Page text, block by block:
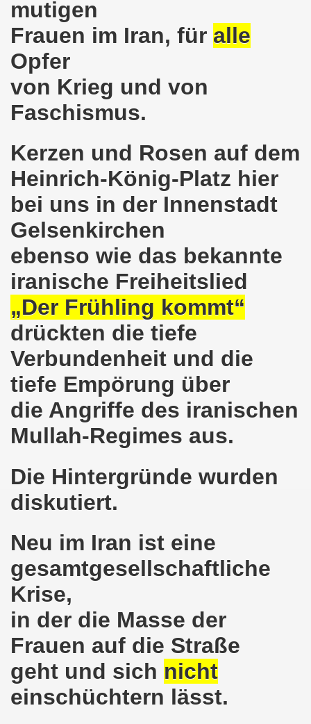
mutigen
Frauen im Iran, für alle
Opfer
von Krieg und von
Faschismus.
Kerzen und Rosen auf dem
Heinrich-König-Platz hier
bei uns in der Innenstadt
Gelsenkirchen
ebenso wie das bekannte
iranische Freiheitslied
„Der Frühling kommt“
drückten die tiefe
Verbundenheit und die
tiefe Empörung über
die Angriffe des iranischen
Mullah-Regimes aus.
Die Hintergründe wurden
diskutiert.
Neu im Iran ist eine
gesamtgesellschaftliche
Krise,
in der die Masse der
Frauen auf die Straße
geht und sich nicht
einschüchtern lässt.
im neuen Jahr 2023 am 23.01.2023 mit
Bewegung am 21.11.2022: Sofortiger Stopp des
Montagsdemo-Bewegung am 14.11.2022 auf dem
Protest gegen die Preissteigerungen und für
am 10.10.2022: "Jin - Jiyan - Azadi -
Herbstdemonstration gegen die Politik der
ruft auf am 10.10.2022 zur Solidarität mit den
erst recht am 01.10.2022 nach Berlin zur
lädt am 12.09.2022 ein: Entlastungs-Paket
wir den III. Weltkrieg! Kommt zum Antikriegstag
ist bereit seit dem 22.08.2022 zu kämpfen
ruft auf am 22.08.2022 zum Protest und
Montagsdemo-Bewegung: Stärken wir
feierte am 11.07.2022 das 750. Jubiläum der
751. Gelsenkirchener Montagsdemo-Bewegung auf
gegen Inflation, gegen Armut und gegen die
mit bis zu etwa ca. 1.500 Teilnehmerinnen
Montagsdemo-Bewegung am 23.05.2022 - stärken wir
mich aktiv am 01.05.2022 im Zeichen des Kampfes
gleichermaßen bekämpfen am 28.03.2022 auf
Montagsdemo-Bewegung - stärken wir
am 14.03.2022: Wir müssen alles tun, um
Montagsdemo-Bewegung am 14.03.2022 - stärken wir